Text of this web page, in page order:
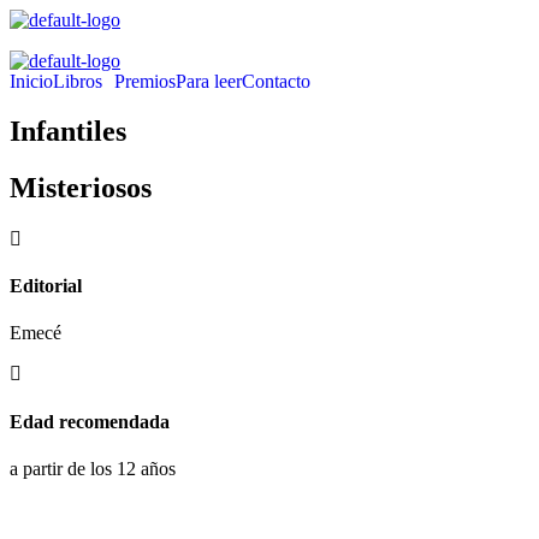
InicioLibros PremiosPara leerContacto
Infantiles
Misteriosos
Editorial
Emecé
Edad recomendada
a partir de los 12 años